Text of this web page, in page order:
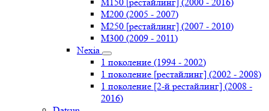
M200 (2005 - 2007)
M250 [рестайлинг] (2007 - 2010)
M300 (2009 - 2011)
Nexia
1 поколение (1994 - 2002)
1 поколение [рестайлинг] (2002 - 2008)
1 поколение [2-й рестайлинг] (2008 -
2016)